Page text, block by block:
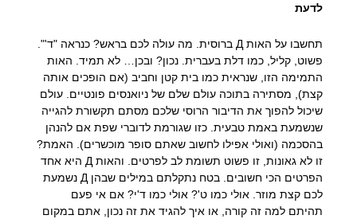
לדעת
תחשבו על האות Д ברוסית. מה עולה לכם בראש? כנראה "ד'".
פשוט, קליל, כמו דלת בעברית. נכון? ובכן… לא תמיד. האות
התמימה הזו, שנראית כמו בית קטן וחביב (אם הופכים אותה
קצת), מסתירה בתוכה עולם שלם של ניואנסים פונטיים. עולם
שיכול להפוך את הדיבור הרוסי שלכם מסתם תקשורת להגייה
שנשמעת באמת טבעית. כזו שגורמת לדוברי שפת אם להנהן
בהסכמה (ואולי אפילו לחשוב שאתם סופר מוכשרים). האמת?
זו לא גאונות, זו פשוט תשומת לב לפרטים. והאות Д היא אחד
הפרטים הכי חשובים. בטח נתקלתם במילים שבהן Д נשמעת
לכם קצת מוזר. אולי כמו ט'? אולי כמו ד'י? אם אי פעם
תהיתם למה זה קורה, או איך להגיד את זה נכון, אתם במקום